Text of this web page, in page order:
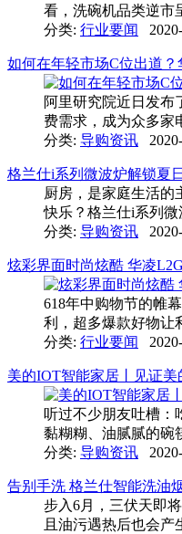
看，洗碗机品类逆市
分类: 行业要闻
如何在年轻市场C位出道
阿里研究院近日发布
费需求，成为众多家
分类: 导购资讯
格兰仕i系列微波炉解锁夏
厨房，是家庭生活的
快乐？格兰仕i系列
分类: 导购资讯
炫彩界面时尚炫酷 华凌
618年中购物节的帷
利，超多爆款好物让
分类: 行业要闻
美的IOT智能家居丨见证
听过不少朋友吐槽：
黏糊糊、油腻腻的碗
分类: 导购资讯
告别手洗 格兰仕智能洗油
步入6月，三伏天即
且油污遇热后也会产